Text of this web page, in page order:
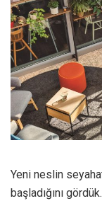
Yeni neslin
başladığını